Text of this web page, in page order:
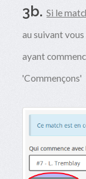
3b.Si le
au suivant
ayant
'Commençons'